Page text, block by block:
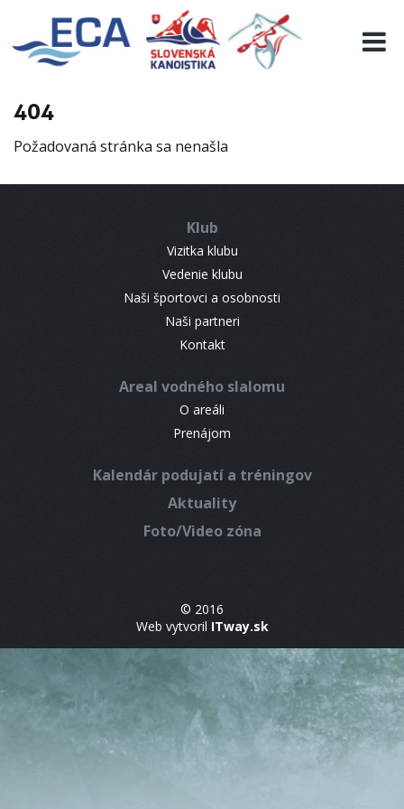
404
Požadovaná stránka sa nenašla
Klub
Vizitka klubu
Vedenie klubu
Naši športovci a osobnosti
Naši partneri
Kontakt
Areal vodného slalomu
O areáli
Prenájom
Kalendár podujatí a tréningov
Aktuality
Foto/Video zóna
© 2016
Web vytvoril ITway.sk
EURO 19
INFO
RESULTS
CONTACT